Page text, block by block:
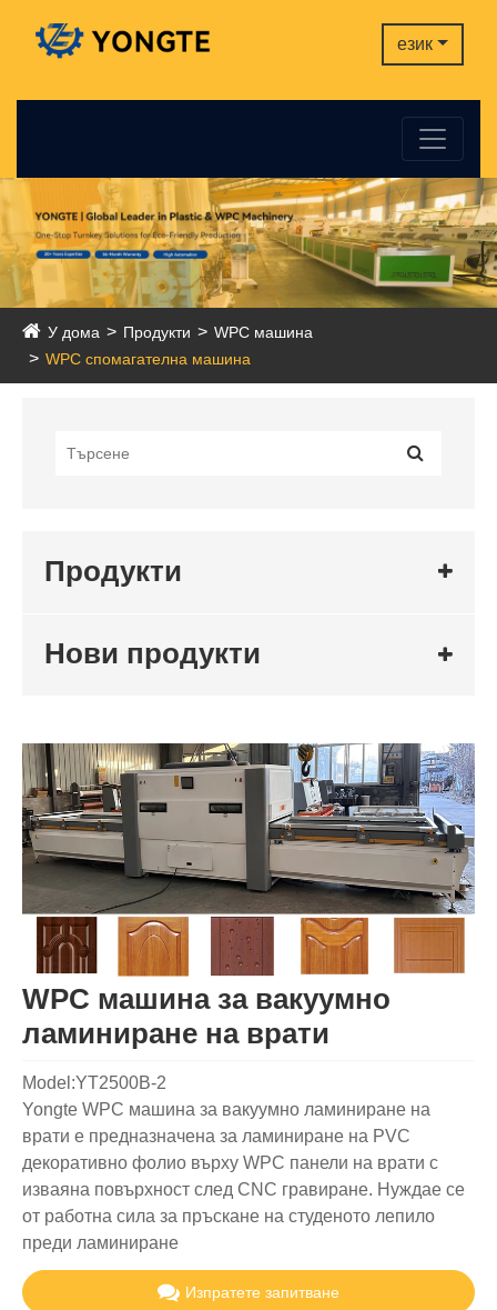
език
У дома Продукти
WPC машина
WPC спомагателна машина
Продукти
Нови продукти
WPC машина за вакуумно
ламиниране на врати
Model:YT2500B-2
Yongte WPC машина за вакуумно ламиниране на
врати е предназначена за ламиниране на PVC
декоративно фолио върху WPC панели на врати с
изваяна повърхност след CNC гравиране. Нуждае се
от работна сила за пръскане на студеното лепило
преди ламиниране
Изпратете запитване